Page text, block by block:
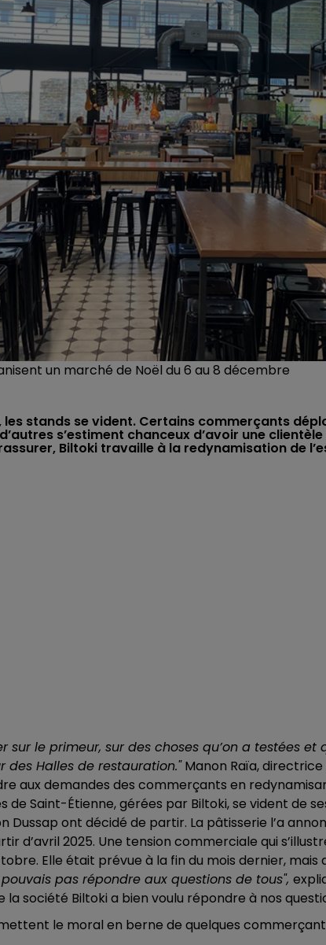
un marché de Noël du 6 au 8 décembre
les stands se vident. Certains commerçants
s’estiment chanceux d’avoir une
Biltoki travaille à la redynamisation de
sur le primeur, sur des choses qu’on a testées
des Halles de restauration."Manon Raïa,
aux demandes des commerçants en
de Saint-Étienne, gérées par Biltoki, se vident de
Dussap ont décidé de partir. La pâtisserie l’a
d’avril 2025. Une tension commerciale qui
Elle était prévue à la fin du mois dernier, mais
pas répondre aux questions de tous",
société Biltoki a bien voulu répondre à nos
le moral en berne de quelques